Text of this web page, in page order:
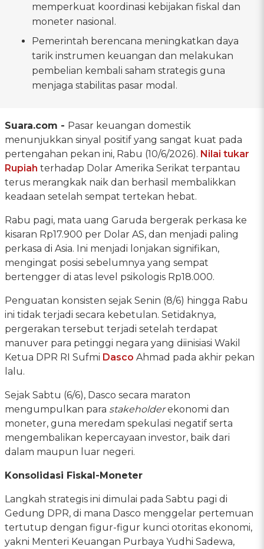
memperkuat koordinasi kebijakan fiskal dan
moneter nasional.
Pemerintah berencana meningkatkan daya
tarik instrumen keuangan dan melakukan
pembelian kembali saham strategis guna
menjaga stabilitas pasar modal.
Suara.com - Pasar keuangan domestik
menunjukkan sinyal positif yang sangat kuat pada
pertengahan pekan ini, Rabu (10/6/2026). Nilai tukar
Rupiah terhadap Dolar Amerika Serikat terpantau
terus merangkak naik dan berhasil membalikkan
keadaan setelah sempat tertekan hebat.
Rabu pagi, mata uang Garuda bergerak perkasa ke
kisaran Rp17.900 per Dolar AS, dan menjadi paling
perkasa di Asia. Ini menjadi lonjakan signifikan,
mengingat posisi sebelumnya yang sempat
bertengger di atas level psikologis Rp18.000.
Penguatan konsisten sejak Senin (8/6) hingga Rabu
ini tidak terjadi secara kebetulan. Setidaknya,
pergerakan tersebut terjadi setelah terdapat
manuver para petinggi negara yang diinisiasi Wakil
Ketua DPR RI Sufmi Dasco Ahmad pada akhir pekan
lalu.
Sejak Sabtu (6/6), Dasco secara maraton
mengumpulkan para stakeholderekonomi dan
moneter, guna meredam spekulasi negatif serta
mengembalikan kepercayaan investor, baik dari
dalam maupun luar negeri.
Konsolidasi Fiskal-Moneter
Langkah strategis ini dimulai pada Sabtu pagi di
Gedung DPR, di mana Dasco menggelar pertemuan
tertutup dengan figur-figur kunci otoritas ekonomi,
yakni Menteri Keuangan Purbaya Yudhi Sadewa,